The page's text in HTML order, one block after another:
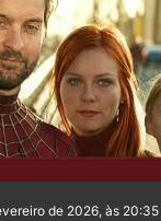
de 2026, às 20:35